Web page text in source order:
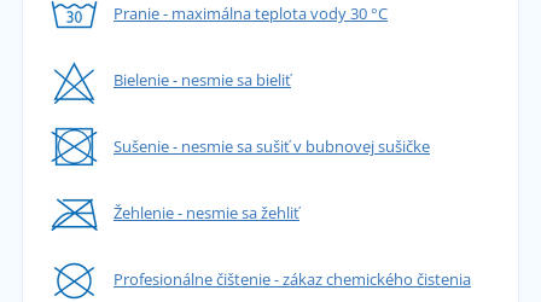
Pranie - maximálna teplota vody 30 °C
Bielenie - nesmie sa bieliť
Sušenie - nesmie sa sušiť v bubnovej sušičke
Žehlenie - nesmie sa žehliť
Profesionálne čištenie - zákaz chemického čistenia